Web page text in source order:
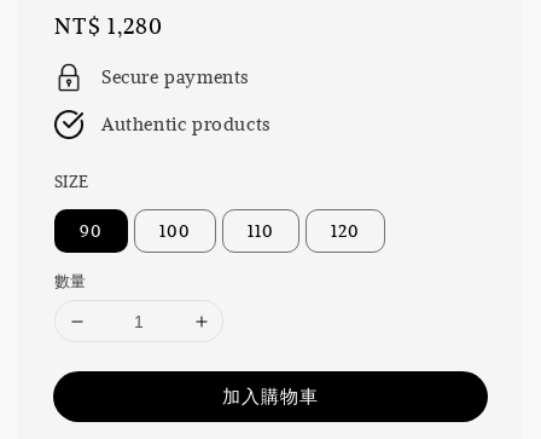
Regular
price
NT$ 1,280
Secure payments
Authentic products
SIZE
90 100 110 120
數量
加入購物車